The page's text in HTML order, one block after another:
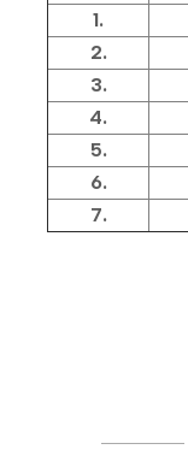
1.
2.
3.
4.
5.
6.
7.